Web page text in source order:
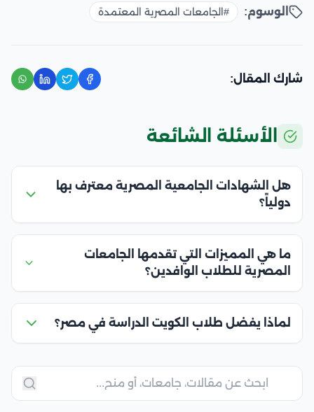
الوسوم: #الجامعات المصرية المعتمدة
شارك المقال:
الأسئلة الشائعة
هل الشهادات الجامعية المصرية معترف بها
دولياً؟
ما هي المميزات التي تقدمها الجامعات
المصرية للطلاب الوافدين؟
لماذا يفضل طلاب الكويت الدراسة في مصر؟